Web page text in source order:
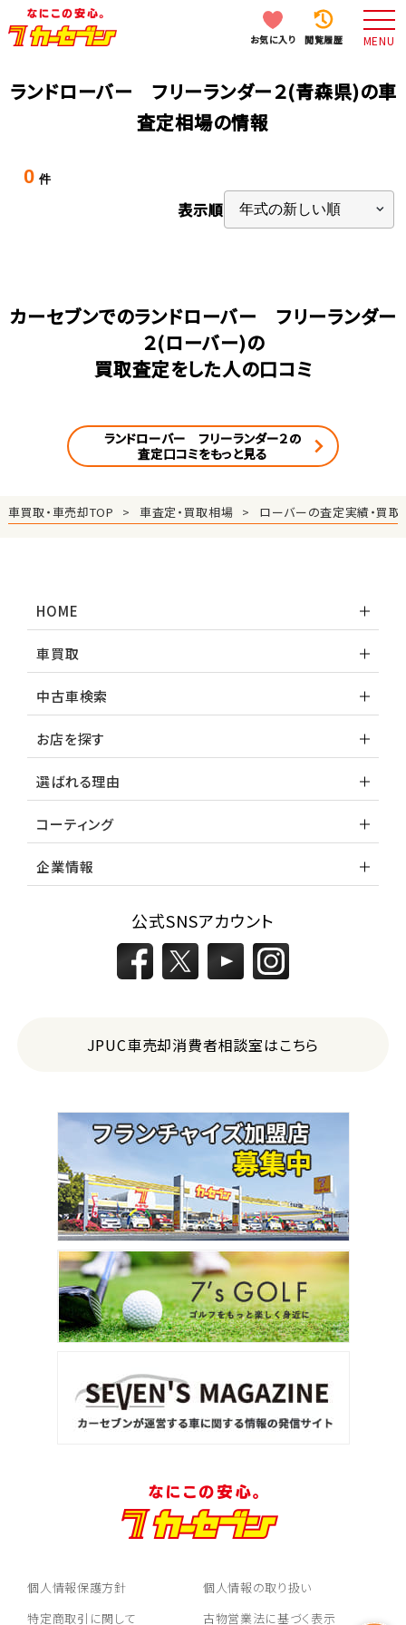
お気に入り 閲覧履歴 MENU
ランドローバー フリーランダー２(青森県)の車
査定相場の情報
0 件
表示順
カーセブンでのランドローバー フリーランダー
２(ローバー)の
買取査定をした人の口コミ
ランドローバー フリーランダー２の
査定口コミをもっと見る
車買取・車売却TOP 車査定・買取相場 ローバーの査定実績・買取
HOME
車買取
中古車検索
お店を探す
選ばれる理由
コーティング
企業情報
公式SNSアカウント
JPUC車売却消費者相談室はこちら
個人情報保護方針
個人情報の取り扱い
特定商取引に関して
古物営業法に基づく表示